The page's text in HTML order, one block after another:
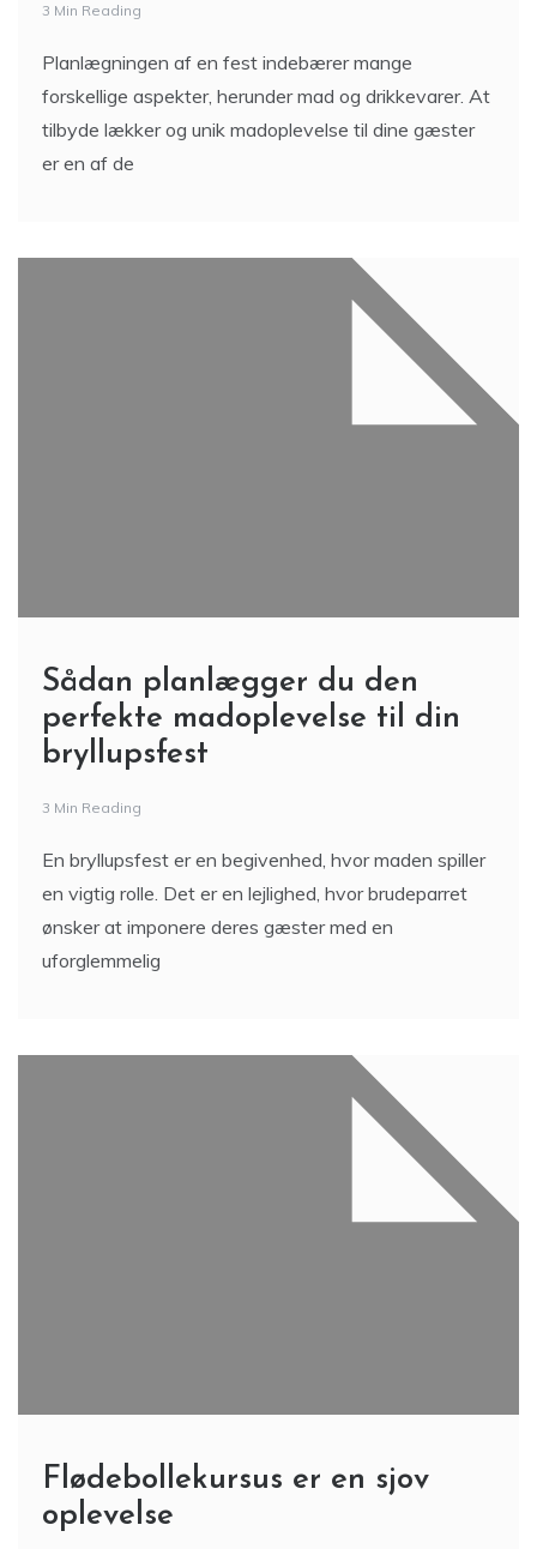
3 Min Reading
Planlægningen af en fest indebærer mange
forskellige aspekter, herunder mad og drikkevarer. At
tilbyde lækker og unik madoplevelse til dine gæster
er en af de
Sådan planlægger du den
perfekte madoplevelse til din
bryllupsfest
3 Min Reading
En bryllupsfest er en begivenhed, hvor maden spiller
en vigtig rolle. Det er en lejlighed, hvor brudeparret
ønsker at imponere deres gæster med en
uforglemmelig
Flødebollekursus er en sjov
oplevelse